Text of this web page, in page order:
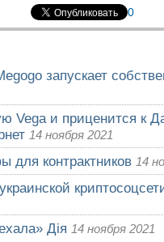
0
запускает
Vega и приценится к
14 ноября 2021
для контрактников 14
Дія 14 ноября 2021